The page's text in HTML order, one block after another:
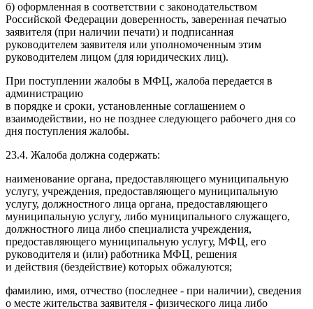
б) оформленная в соответствии с законодательством
Российской Федерации доверенность, заверенная печатью
заявителя (при наличии печати) и подписанная
руководителем заявителя или уполномоченным этим
руководителем лицом (для юридических лиц).
При поступлении жалобы в МФЦ, жалоба передается в
администрацию
в порядке и сроки, установленные соглашением о
взаимодействии, но не позднее следующего рабочего дня со
дня поступления жалобы.
23.4. Жалоба должна содержать:
наименование органа, предоставляющего муниципальную
услугу, учреждения, предоставляющего муниципальную
услугу, должностного лица органа, предоставляющего
муниципальную услугу, либо муниципального служащего,
должностного лица либо специалиста учреждения,
предоставляющего муниципальную услугу, МФЦ, его
руководителя и (или) работника МФЦ, решения
и действия (бездействие) которых обжалуются;
фамилию, имя, отчество (последнее - при наличии), сведения
о месте жительства заявителя - физического лица либо